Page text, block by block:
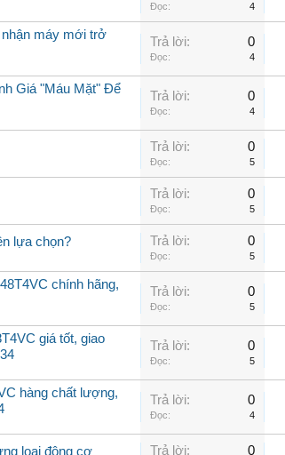
Đọc: 4
máy mới trở
Trả lời: 0
Đọc: 4
Giá "Máu Mặt" Để
Trả lời: 0
Đọc: 4
Trả lời: 0
Đọc: 5
Trả lời: 0
Đọc: 5
lựa chọn? Trả lời: 0
Đọc: 5
chính hãng,
Trả lời: 0
Đọc: 5
giá tốt, giao
Trả lời: 0
Đọc: 5
hàng chất lượng,
Trả lời: 0
Đọc: 4
loại động cơ Trả lời: 0